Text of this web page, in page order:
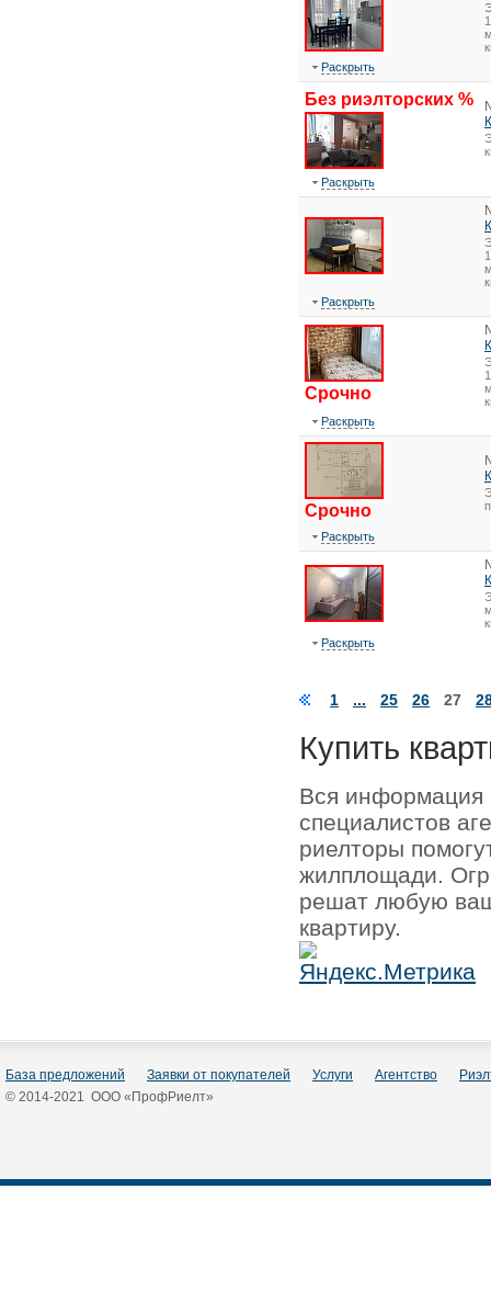
Раскрыть
Без риэлторских %
Раскрыть
Раскрыть
Срочно
Раскрыть
Срочно
Раскрыть
Раскрыть
1 ... 25 26 27
Купить
Вся информация
специалистов
риелторы
жилплощади.
решат любую
квартиру.
База предложений Заявки от покупателей Услуги Агентство
© 2014-2021 ООО «ПрофРиелт»